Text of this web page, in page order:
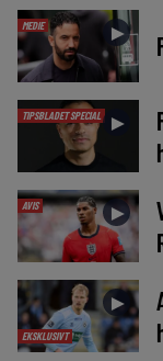
MEDIE ►
TIPSBLADET SPECIAL ►
AVIS ►
EKSKLUSIVT
►